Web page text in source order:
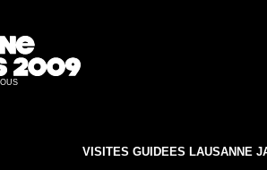
VISITES GUIDEES LAUSANNE